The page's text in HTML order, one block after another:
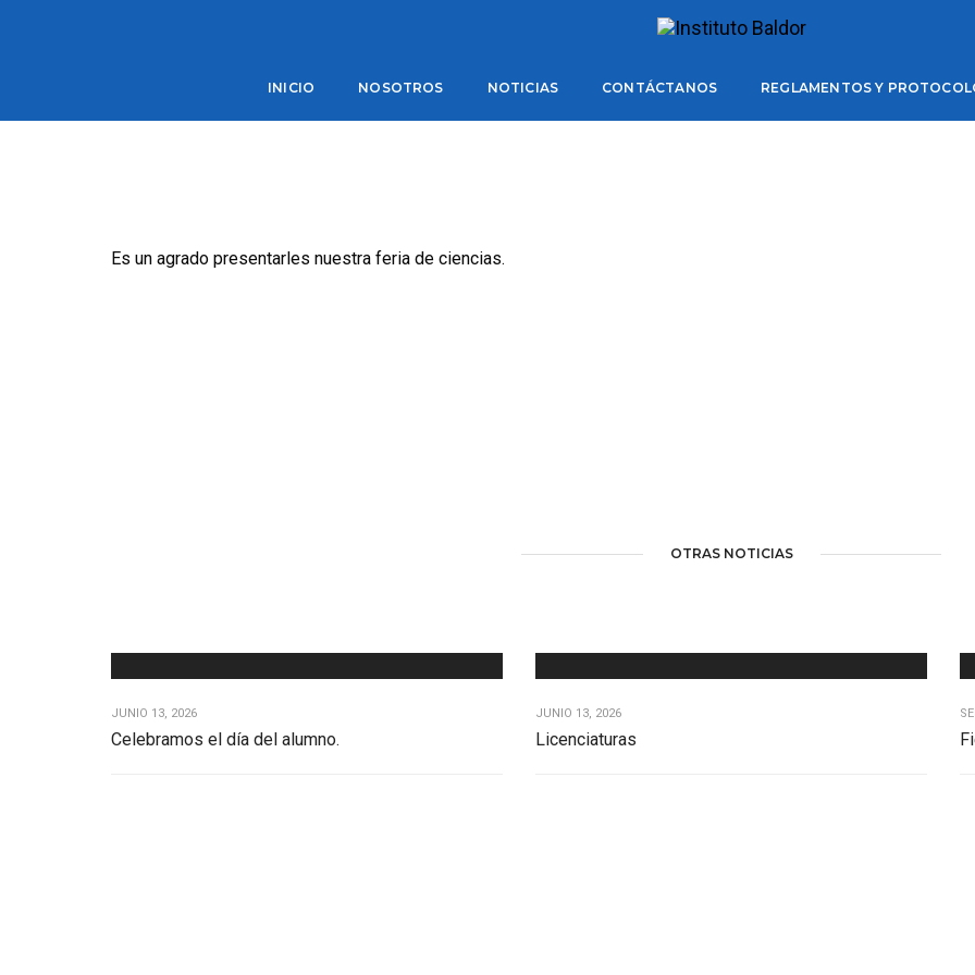
INICIO NOSOTROS NOTICIAS CONTÁCTANOS REGLAMENTOS Y
Es un agrado presentarles nuestra feria de ciencias.
OTRAS NOTICIAS
JUNIO 13, 2026
Celebramos el día del alumno.
JUNIO 13, 2026
Licenciaturas